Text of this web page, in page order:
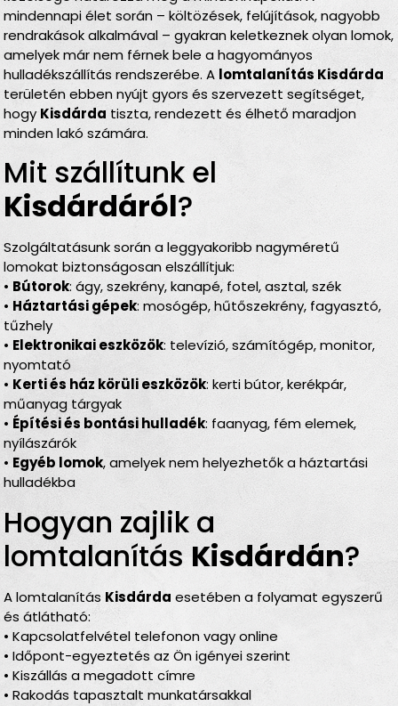
mindennapi élet során – költözések, felújítások, nagyobb
rendrakások alkalmával – gyakran keletkeznek olyan lomok,
amelyek már nem férnek bele a hagyományos
hulladékszállítás rendszerébe. A lomtalanítás Kisdárda
területén ebben nyújt gyors és szervezett segítséget,
hogyKisdárda tiszta, rendezett és élhető maradjon
minden lakó számára.
Mit szállítunk el
Kisdárdáról?
Szolgáltatásunk során a leggyakoribb nagyméretű
lomokat biztonságosan elszállítjuk:
• Bútorok: ágy, szekrény, kanapé, fotel, asztal, szék
• Háztartási gépek: mosógép, hűtőszekrény, fagyasztó,
tűzhely
• Elektronikai eszközök: televízió, számítógép, monitor,
nyomtató
• Kerti és ház körüli eszközök: kerti bútor, kerékpár,
műanyag tárgyak
• Építési és bontási hulladék: faanyag, fém elemek,
nyílászárók
• Egyéb lomok, amelyek nem helyezhetők a háztartási
hulladékba
Hogyan zajlik a
lomtalanítás Kisdárdán?
A lomtalanítás Kisdárda esetében a folyamat egyszerű
és átlátható:
• Kapcsolatfelvétel telefonon vagy online
• Időpont-egyeztetés az Ön igényei szerint
• Kiszállás a megadott címre
• Rakodás tapasztalt munkatársakkal